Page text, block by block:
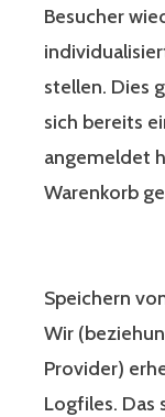
Besucher
stellen. Dies
sich bereits
angemeldet
Warenkorb
Speichern
Wir
Provider)
Logfiles. Das